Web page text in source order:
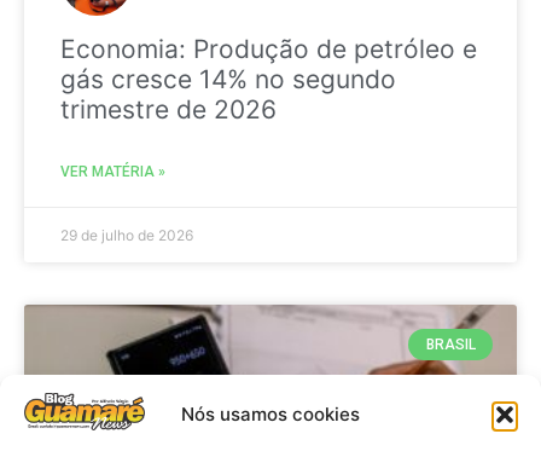
Nós usamos cookies
Economia: Produção de petróleo e
gás cresce 14% no segundo
trimestre de 2026
VER MATÉRIA »
29 de julho de 2026
BRASIL